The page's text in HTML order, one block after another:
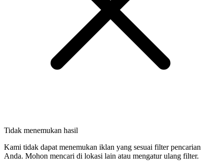
Tidak menemukan hasil
Kami tidak dapat menemukan iklan yang sesuai filter pencarian
Anda. Mohon mencari di lokasi lain atau mengatur ulang filter.